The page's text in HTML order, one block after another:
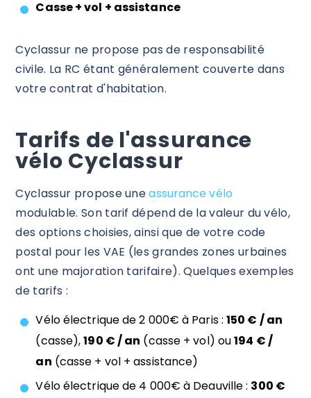
Casse + vol + assistance
Cyclassur ne propose pas de responsabilité
civile. La RC étant généralement couverte dans
votre contrat d'habitation.
Tarifs de l'assurance
vélo Cyclassur
Cyclassur propose uneassurance vélo
modulable. Son tarif dépend de la valeur du vélo,
des options choisies, ainsi que de votre code
postal pour les VAE (les grandes zones urbaines
ont une majoration tarifaire). Quelques exemples
de tarifs :
Vélo électrique de 2 000€ à Paris : 150 € / an
(casse),190 € / an (casse + vol) ou194 € /
an (casse + vol + assistance)
Vélo électrique de 4 000€ à Deauville : 300 €